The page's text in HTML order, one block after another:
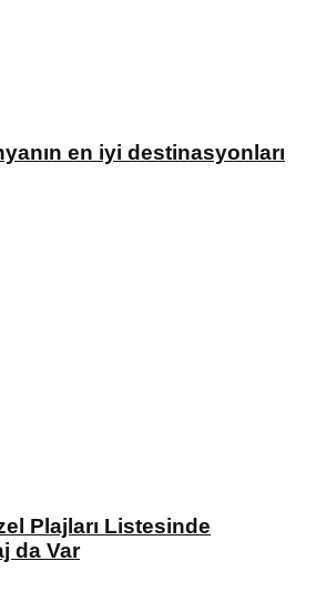
en iyi destinasyonları
Plajları Listesinde
da Var